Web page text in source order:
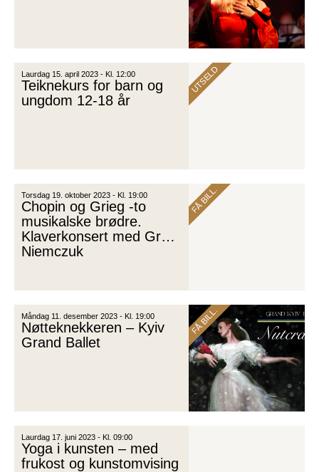
UTSELD
Laurdag 15. april 2023 - Kl. 12:00
Teiknekurs for barn og
ungdom 12-18 år
FÅ BILL.
Torsdag 19. oktober 2023 - Kl. 19:00
Chopin og Grieg -to
musikalske brødre.
Klaverkonsert med Greg
Niemczuk
FÅ BILL.
Måndag 11. desember 2023 - Kl. 19:00
Nøtteknekkeren – Kyiv
Grand Ballet
Laurdag 17. juni 2023 - Kl. 09:00
Yoga i kunsten – med
frukost og kunstomvising